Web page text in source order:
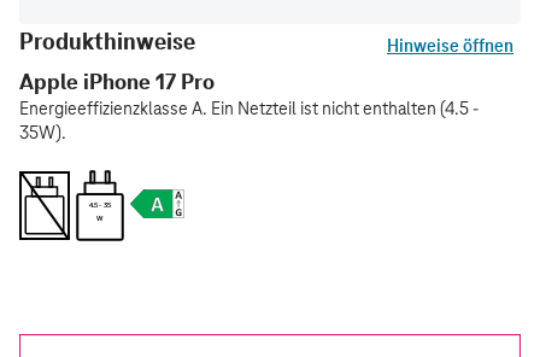
Produkthinweise
Hinweise öffnen
Apple iPhone 17 Pro
Energieeffizienzklasse A. Ein Netzteil ist nicht enthalten (4.5 -
35W).
4.5 - 35
W